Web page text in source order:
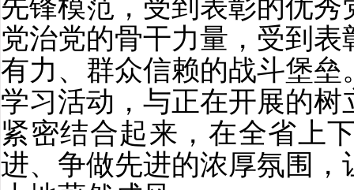
先锋模范，受到表彰的优
党治党的骨干力量，受到
有力、群众信赖的战斗堡
学习活动，与正在开展的
紧密结合起来，在全省上
进、争做先进的浓厚氛围